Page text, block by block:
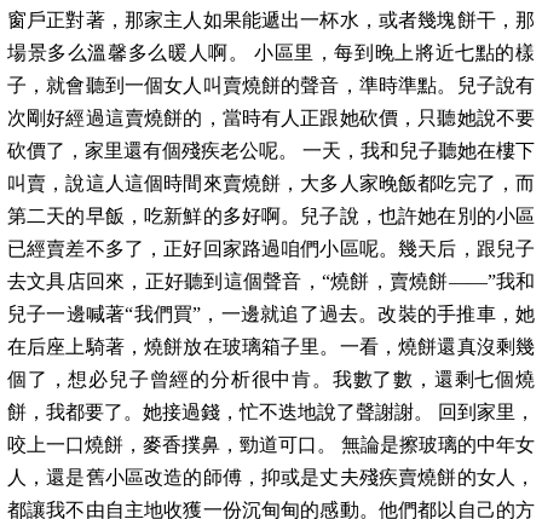
窗戶正對著，那家主人如果能遞出一杯水，或者幾塊餅干，那
場景多么溫馨多么暖人啊。 小區里，每到晚上將近七點的樣
子，就會聽到一個女人叫賣燒餅的聲音，準時準點。兒子說有
次剛好經過這賣燒餅的，當時有人正跟她砍價，只聽她說不要
砍價了，家里還有個殘疾老公呢。 一天，我和兒子聽她在樓下
叫賣，說這人這個時間來賣燒餅，大多人家晚飯都吃完了，而
第二天的早飯，吃新鮮的多好啊。兒子說，也許她在別的小區
已經賣差不多了，正好回家路過咱們小區呢。幾天后，跟兒子
去文具店回來，正好聽到這個聲音，“燒餅，賣燒餅——”我和
兒子一邊喊著“我們買”，一邊就追了過去。改裝的手推車，她
在后座上騎著，燒餅放在玻璃箱子里。一看，燒餅還真沒剩幾
個了，想必兒子曾經的分析很中肯。我數了數，還剩七個燒
餅，我都要了。她接過錢，忙不迭地說了聲謝謝。 回到家里，
咬上一口燒餅，麥香撲鼻，勁道可口。 無論是擦玻璃的中年女
人，還是舊小區改造的師傅，抑或是丈夫殘疾賣燒餅的女人，
都讓我不由自主地收獲一份沉甸甸的感動。他們都以自己的方